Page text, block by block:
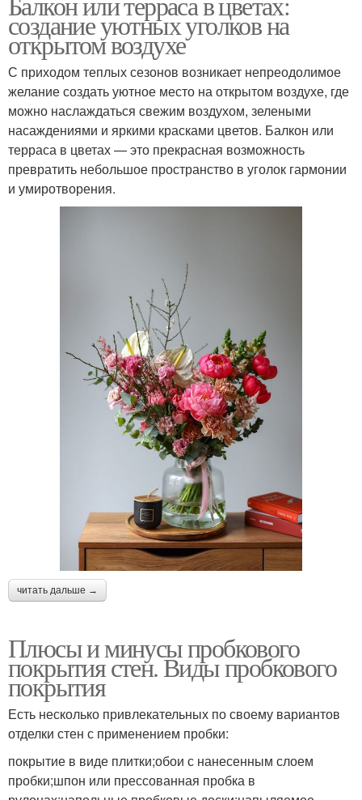
создание уютных уголков на
открытом воздухе
С приходом теплых сезонов возникает непреодолимое
желание создать уютное место на открытом воздухе, где
можно наслаждаться свежим воздухом, зелеными
насаждениями и яркими красками цветов. Балкон или
терраса в цветах — это прекрасная возможность
превратить небольшое пространство в уголок гармонии
и умиротворения.
читать дальше →
Плюсы и минусы пробкового
покрытия стен. Виды пробкового
покрытия
Есть несколько привлекательных по своему вариантов
отделки стен с применением пробки:
покрытие в виде плитки;обои с нанесенным слоем
пробки;шпон или прессованная пробка в